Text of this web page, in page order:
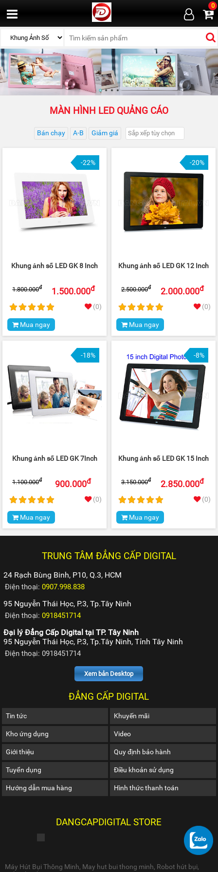
0
MÀN HÌNH LED QUẢNG CÁO
Bán chạy A-B Giảm giá
-22%
Khung ảnh số LED GK 8 Inch
1.500.000đ
1.800.000đ
(0)
Mua ngay
-20%
Khung ảnh số LED GK 12 Inch
2.000.000đ
2.500.000đ
(0)
Mua ngay
-18%
Khung ảnh số LED GK 7Inch
900.000đ
1.100.000đ
(0)
Mua ngay
-8%
Khung ảnh số LED GK 15 Inch
2.850.000đ
3.150.000đ
(0)
Mua ngay
TRUNG TÂM ĐẲNG CẤP DIGITAL
24 Rạch Bùng Binh, P10, Q.3, HCM
Điện thoại:0907.998.838
95 Nguyễn Thái Học, P.3, Tp.Tây Ninh
Điện thoại:0918451714
Đại lý Đẳng Cấp Digital tại TP. Tây Ninh
95 Nguyễn Thái Học, P.3, Tp.Tây Ninh, Tỉnh Tây Ninh
Điện thoại: 0918451714
Xem bản Desktop
ĐẲNG CẤP DIGITAL
Tin tức Khuyến mãi
Kho ứng dụng Video
Giới thiệu Quy định bảo hành
Tuyển dụng Điều khoản sử dụng
Hướng dẫn mua hàng Hình thức thanh toán
DANGCAPDIGITAL STORE
Máy Hút Bụi Thông Minh, May hut bui thong minh, Robot hút bụi,